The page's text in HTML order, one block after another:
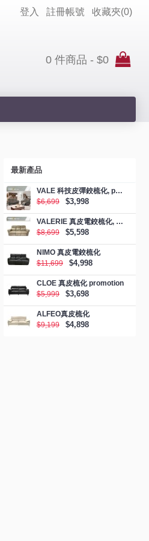
登入 註冊帳號 收藏夾(0)
0 件商品 - $0
最新產品
VALE 科技皮彈鉸梳化, promotion
$6,699
$3,998
VALERIE 真皮電鉸梳化, promotion
$8,699
$5,598
NIMO 真皮電鉸梳化
$11,699
$4,998
CLOE 真皮梳化 promotion
$5,999
$3,698
ALFEO真皮梳化
$9,199
$4,898